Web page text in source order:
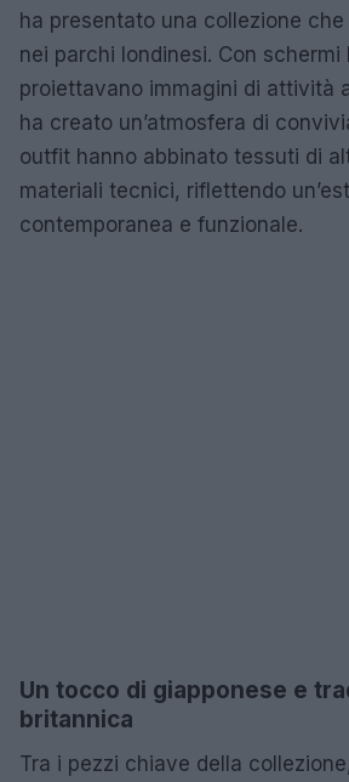
ha presentato una collezione
nei parchi londinesi. Con schermi
proiettavano immagini di attività
ha creato un’atmosfera di
outfit hanno abbinato tessuti di
materiali tecnici, riflettendo
contemporanea e funzionale.
Un tocco di giapponese e
britannica
Tra i pezzi chiave della